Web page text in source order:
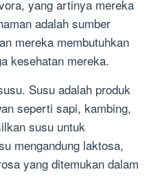
yang artinya mereka
adalah sumber
mereka membutuhkan
kesehatan mereka.
Susu adalah produk
seperti sapi, kambing,
susu untuk
mengandung laktosa,
yang ditemukan dalam